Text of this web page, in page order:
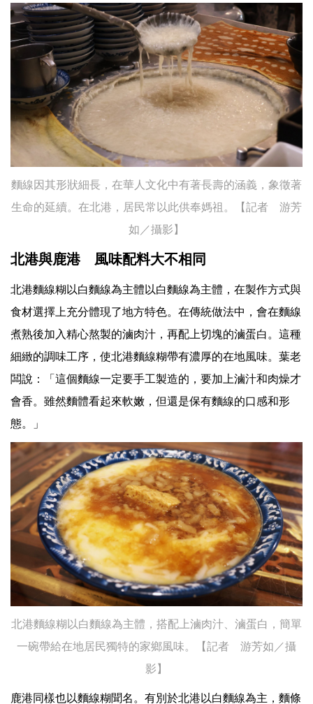
麵線因其形狀細長，在華人文化中有著長壽的涵義，象徵著
生命的延續。在北港，居民常以此供奉媽祖。【記者 游芳
如／攝影】
北港與鹿港 風味配料大不相同
北港麵線糊以白麵線為主體以白麵線為主體，在製作方式與
食材選擇上充分體現了地方特色。在傳統做法中，會在麵線
煮熟後加入精心熬製的滷肉汁，再配上切塊的滷蛋白。這種
細緻的調味工序，使北港麵線糊帶有濃厚的在地風味。葉老
闆說：「這個麵線一定要手工製造的，要加上滷汁和肉燥才
會香。雖然麵體看起來軟嫩，但還是保有麵線的口感和形
態。」
北港麵線糊以白麵線為主體，搭配上滷肉汁、滷蛋白，簡單
一碗帶給在地居民獨特的家鄉風味。【記者 游芳如／攝
影】
鹿港同樣也以麵線糊聞名。有別於北港以白麵線為主，麵條